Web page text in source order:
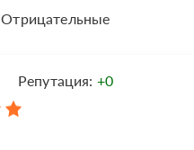
Отрицательные
Репутация: +0